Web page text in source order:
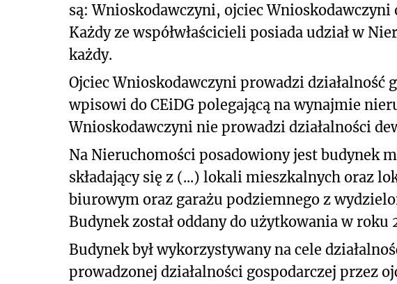
są: Wnioskodawczyni, ojciec
Każdy ze współwłaścicieli posiada udział w
każdy.
Ojciec Wnioskodawczyni prowadzi działalność
wpisowi do CEiDG polegającą na wynajmie
Wnioskodawczyni nie prowadzi działalności
Na Nieruchomości posadowiony jest budynek
składający się z (...) lokali mieszkalnych oraz
biurowym oraz garażu podziemnego z
Budynek został oddany do użytkowania w roku
Budynek był wykorzystywany na cele
prowadzonej działalności gospodarczej przez